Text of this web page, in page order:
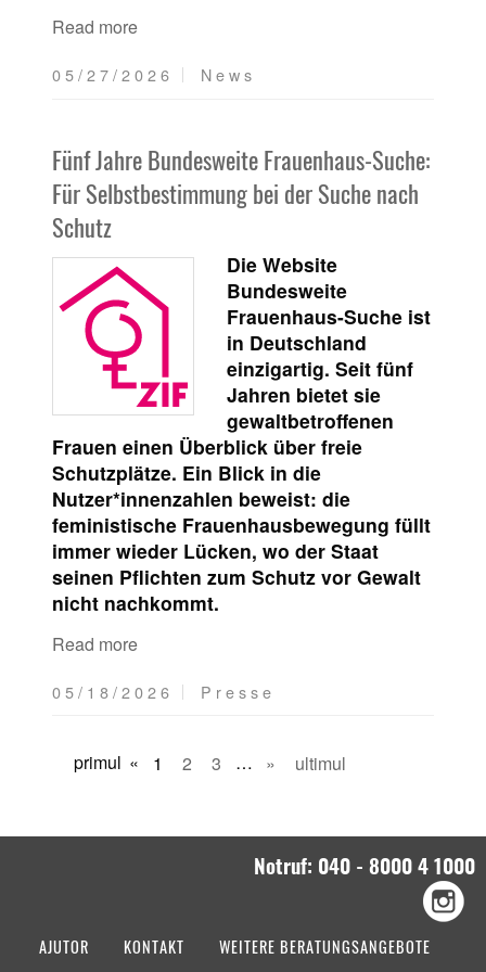
Read more
05/27/2026 News
Fünf Jahre Bundesweite Frauenhaus-Suche:
Für Selbstbestimmung bei der Suche nach
Schutz
Die Website
Bundesweite
Frauenhaus-Suche ist
in Deutschland
einzigartig. Seit fünf
Jahren bietet sie
gewaltbetroffenen
Frauen einen Überblick über freie
Schutzplätze. Ein Blick in die
Nutzer*innenzahlen beweist: die
feministische Frauenhausbewegung füllt
immer wieder Lücken, wo der Staat
seinen Pflichten zum Schutz vor Gewalt
nicht nachkommt.
Read more
05/18/2026 Presse
primul « 1 2 3 … » ultimul
Notruf: 040 - 8000 4 1000
AJUTOR KONTAKT WEITERE BERATUNGSANGEBOTE